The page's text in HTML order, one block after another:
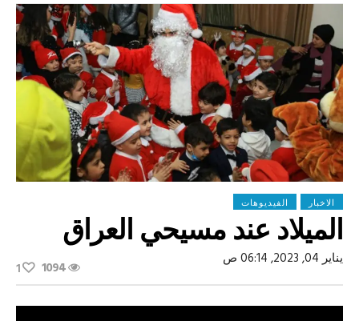
الاخبار الفيديوهات
الميلاد عند مسيحي العراق
يناير 04, 2023, 06:14 ص 1094
1